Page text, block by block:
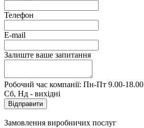
Телефон
E-mail
Залиште ваше запитання
Робочий час компанії: Пн-Пт 9.00-18.00
Сб, Нд - вихідні
Замовлення виробничих послуг